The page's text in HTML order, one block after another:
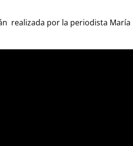
realizada por la periodista María